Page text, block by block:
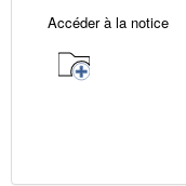
Accéder à la notice